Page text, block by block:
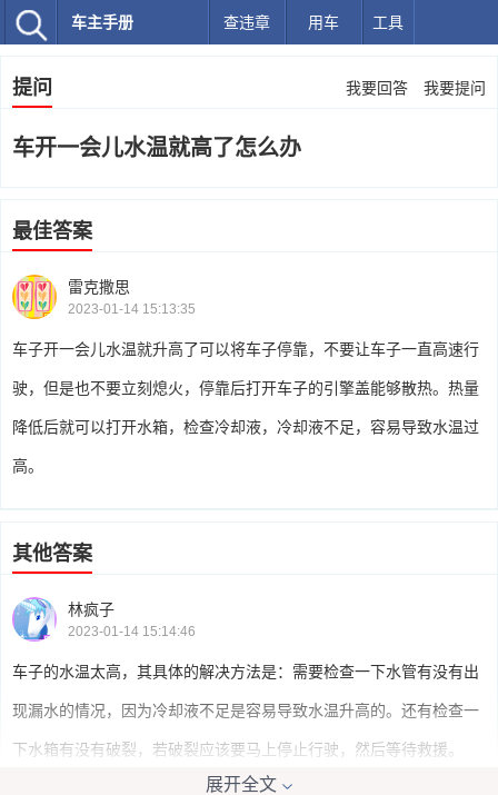
车主手册 查违章 用车 工具
提问 我要回答 我要提问
车开一会儿水温就高了怎么办
最佳答案
雷克撒思
2023-01-14 15:13:35
车子开一会儿水温就升高了可以将车子停靠，不要让车子一直高速行
驶，但是也不要立刻熄火，停靠后打开车子的引擎盖能够散热。热量
降低后就可以打开水箱，检查冷却液，冷却液不足，容易导致水温过
高。
其他答案
林疯子
2023-01-14 15:14:46
车子的水温太高，其具体的解决方法是：需要检查一下水管有没有出
现漏水的情况，因为冷却液不足是容易导致水温升高的。还有检查一
下水箱有没有破裂，若破裂应该要马上停止行驶，然后等待救援。
展开全文